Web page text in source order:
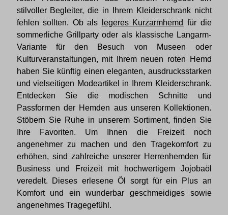
stilvoller Begleiter, die in Ihrem Kleiderschrank nicht
fehlen sollten. Ob als
legeres Kurzarmhemd für die
sommerliche Grillparty oder als klassische Langarm-
Variante für den Besuch von Museen oder
Kulturveranstaltungen, mit Ihrem neuen roten Hemd
haben Sie künftig einen eleganten, ausdrucksstarken
und vielseitigen Modeartikel in Ihrem Kleiderschrank.
Entdecken Sie die modischen Schnitte und
Passformen der Hemden aus unseren Kollektionen.
Stöbern Sie Ruhe in unserem Sortiment, finden Sie
Ihre Favoriten. Um Ihnen die Freizeit noch
angenehmer zu machen und den Tragekomfort zu
erhöhen, sind zahlreiche unserer Herrenhemden für
Business und Freizeit mit hochwertigem Jojobaöl
veredelt. Dieses erlesene Öl sorgt für ein Plus an
Komfort und ein wunderbar geschmeidiges sowie
angenehmes Tragegefühl.